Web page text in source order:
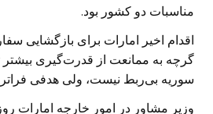
مناسبات دو کشور بود.
اقدام اخیر امارات برای بازگشایی
گرچه به ممانعت از قدرت‌گیری
سوریه بی‌ربط نیست، ولی هدفی فراتر